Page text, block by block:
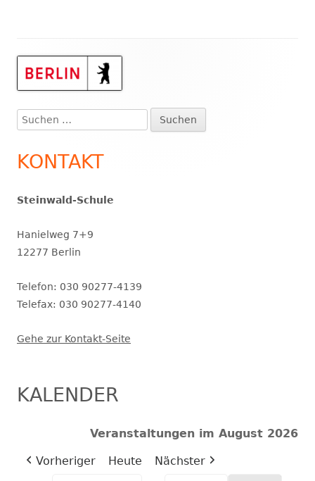
Haupt-
Suchen
nach:
KONTAKT
Steinwald-Schule
Hanielweg 7+9
12277 Berlin
Telefon: 030 90277-4139
Telefax: 030 90277-4140
Gehe zur Kontakt-Seite
KALENDER
Veranstaltungen im August 2026
Vorheriger Heute
Nächster